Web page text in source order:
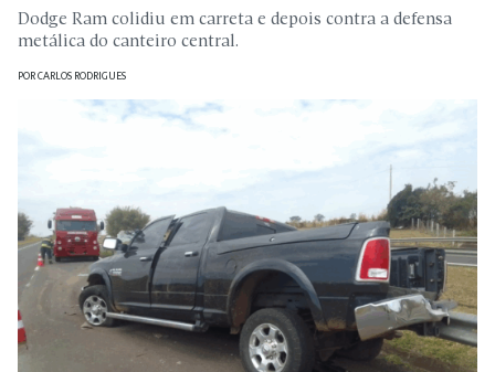
Dodge Ram colidiu em carreta e depois contra a defensa
metálica do canteiro central.
PORCARLOS RODRIGUES